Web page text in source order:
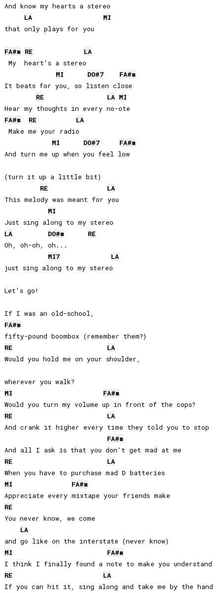
And know my hearts a stereo
LA
MI
that only plays for you
FA#m RE
LA
My  heart's a stereo
MI
DO#7 FA#m
It beats for you, so listen close
RE
LA MI
FA#m RE
LA
Make me your radio
MI
DO#7 FA#m
And turn me up when you feel low
(turn it up a little bit)
RE
LA
This melody was meant for you
MI
LA
DO#m
RE
Oh, oh-oh, oh...
MI7
LA
just sing along to my stereo
Let's go!
FA#m
RE
LA
Would you hold me on your shoulder,
MI
FA#m
RE
LA
And crank it higher every time they told you to stop
FA#m
RE
LA
When you have to purchase mad D batteries
MI
FA#m
RE
You never know, we come
LA
MI
FA#m
RE
LA